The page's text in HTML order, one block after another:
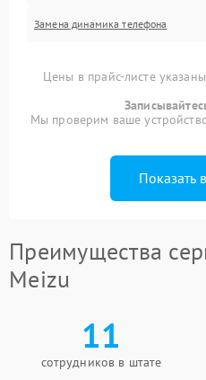
Замена динамика телефона
Цены в прайс-листе
Мы проверим ваше
Показать
Преимущества
Meizu
11
сотрудников в штате